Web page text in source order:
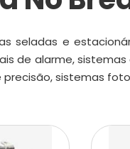
seladas e
de alarme,
sistemas